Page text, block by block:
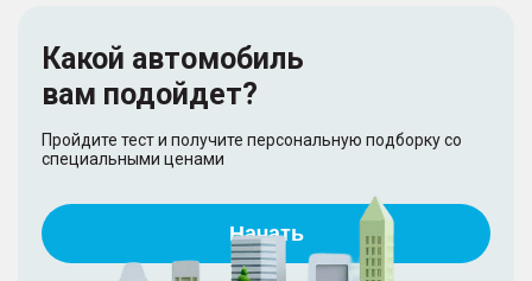
Какой автомобиль
вам подойдет?
Пройдите тест и получите персональную подборку со
специальными ценами
Начать